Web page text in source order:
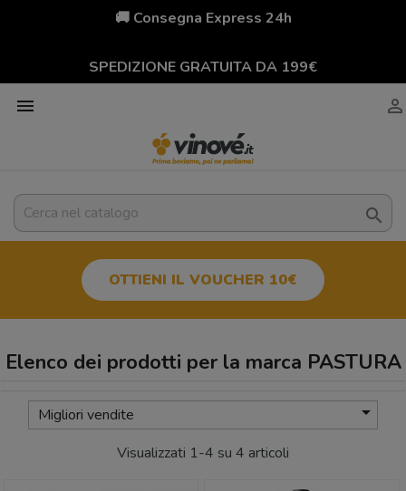
🚚 Consegna Express 24h
SPEDIZIONE GRATUITA DA 199€
 

OTTIENI IL VOUCHER 10€
Elenco dei prodotti per la marca PASTURA
Migliori vendite 
Visualizzati 1-4 su 4 articoli